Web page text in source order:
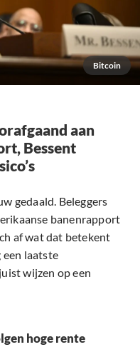
Bitcoin
aan
Bessent
gedaald. Beleggers
banenrapport
af wat dat betekent
laatste
wijzen op een
hoge rente